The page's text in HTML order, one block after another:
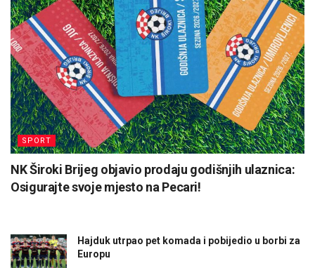
SPORT
NK Široki Brijeg objavio prodaju godišnjih ulaznica:
Osigurajte svoje mjesto na Pecari!
Hajduk utrpao pet komada i pobijedio u borbi za
Europu